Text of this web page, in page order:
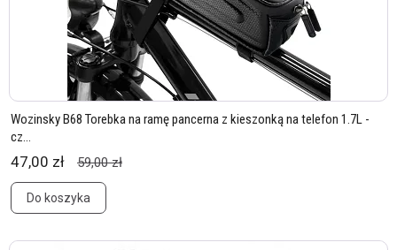
Wozinsky B68 Torebka na ramę pancerna z kieszonką na telefon 1.7L -
cz...
47,00 zł 59,00 zł
Do koszyka